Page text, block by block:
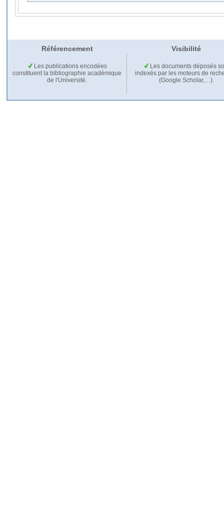
Référencement Visibilité
Les publications encodées
constituent la bibliographie académique
de l'Université.
Les documents déposés
indexés par les moteurs de
(Google Scholar,…).